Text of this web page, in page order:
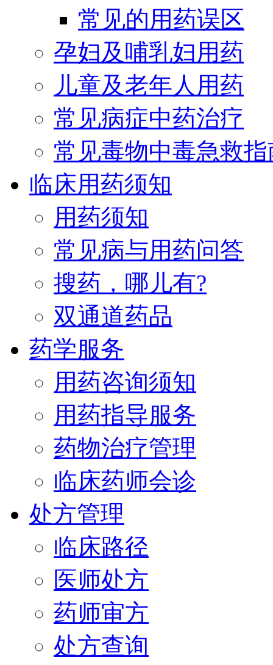
常见的用药误区
孕妇及哺乳妇用药
儿童及老年人用药
常见病症中药治疗
常见毒物中毒急救指
临床用药须知
用药须知
常见病与用药问答
搜药，哪儿有?
双通道药品
药学服务
用药咨询须知
用药指导服务
药物治疗管理
临床药师会诊
处方管理
临床路径
医师处方
药师审方
处方查询